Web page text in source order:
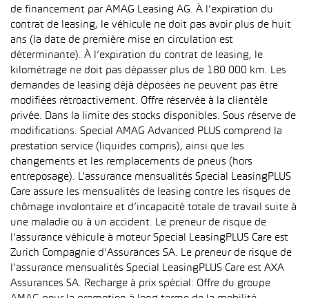
de financement par AMAG Leasing AG. À l’expiration du
contrat de leasing, le véhicule ne doit pas avoir plus de huit
ans (la date de première mise en circulation est
déterminante). À l’expiration du contrat de leasing, le
kilométrage ne doit pas dépasser plus de 180 000 km. Les
demandes de leasing déjà déposées ne peuvent pas être
modifiées rétroactivement. Offre réservée à la clientèle
privée. Dans la limite des stocks disponibles. Sous réserve de
modifications. Special AMAG Advanced PLUS comprend la
prestation service (liquides compris), ainsi que les
changements et les remplacements de pneus (hors
entreposage). L’assurance mensualités Special LeasingPLUS
Care assure les mensualités de leasing contre les risques de
chômage involontaire et d’incapacité totale de travail suite à
une maladie ou à un accident. Le preneur de risque de
l’assurance véhicule à moteur Special LeasingPLUS Care est
Zurich Compagnie d’Assurances SA. Le preneur de risque de
l’assurance mensualités Special LeasingPLUS Care est AXA
Assurances SA. Recharge à prix spécial: Offre du groupe